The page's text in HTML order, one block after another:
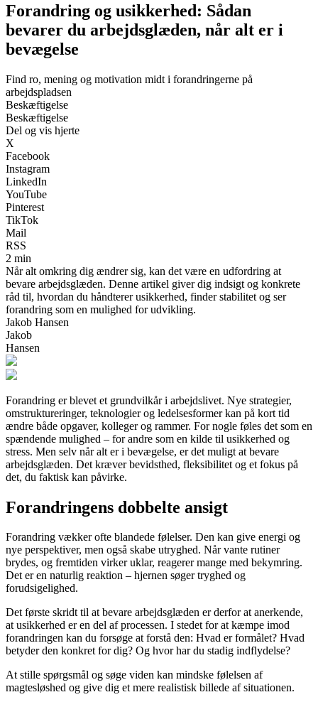
Forandring og usikkerhed: Sådan
bevarer du arbejdsglæden, når alt er i
bevægelse
Find ro, mening og motivation midt i forandringerne på
arbejdspladsen
Beskæftigelse
Beskæftigelse
Del og vis hjerte
X
Facebook
Instagram
LinkedIn
YouTube
Pinterest
TikTok
Mail
RSS
2 min
Når alt omkring dig ændrer sig, kan det være en udfordring at
bevare arbejdsglæden. Denne artikel giver dig indsigt og konkrete
råd til, hvordan du håndterer usikkerhed, finder stabilitet og ser
forandring som en mulighed for udvikling.
Jakob Hansen
Jakob
Hansen
Forandring er blevet et grundvilkår i arbejdslivet. Nye strategier,
omstruktureringer, teknologier og ledelsesformer kan på kort tid
ændre både opgaver, kolleger og rammer. For nogle føles det som en
spændende mulighed – for andre som en kilde til usikkerhed og
stress. Men selv når alt er i bevægelse, er det muligt at bevare
arbejdsglæden. Det kræver bevidsthed, fleksibilitet og et fokus på
det, du faktisk kan påvirke.
Forandringens dobbelte ansigt
Forandring vækker ofte blandede følelser. Den kan give energi og
nye perspektiver, men også skabe utryghed. Når vante rutiner
brydes, og fremtiden virker uklar, reagerer mange med bekymring.
Det er en naturlig reaktion – hjernen søger tryghed og
forudsigelighed.
Det første skridt til at bevare arbejdsglæden er derfor at anerkende,
at usikkerhed er en del af processen. I stedet for at kæmpe imod
forandringen kan du forsøge at forstå den: Hvad er formålet? Hvad
betyder den konkret for dig? Og hvor har du stadig indflydelse?
At stille spørgsmål og søge viden kan mindske følelsen af
magtesløshed og give dig et mere realistisk billede af situationen.